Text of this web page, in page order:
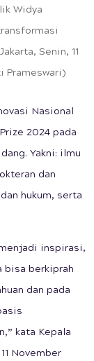
Widya
Senin, 11
Prameswari)
Nasional
2024 pada
Yakni: ilmu
dan
hukum, serta
inspirasi,
bisa berkiprah
dan pada
kata Kepala
November